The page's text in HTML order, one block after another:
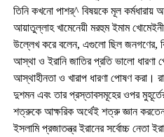
তিনি কখনো পাশর্^ বিষয়কে মূল কর্মধারায়
আয়াতুল্লাহ খামেনেয়ী মরহুম ইমাম
উল্লেখ করে বলেন, এগুলো ছিল জনগণের,
আস্থা ও ইরানি জাতির প্রতি ভালো
আস্থাহীনতা ও খারাপ ধারণা পোষণ করা।
দুশমন এবং তার প্রস্তাবসমূহের ওপর
শত্রুকে আক্ষরিক অর্থেই শত্রু জ্ঞান
ইসলামি প্রজাতন্ত্র ইরানের সর্বোচ্চ নেতা